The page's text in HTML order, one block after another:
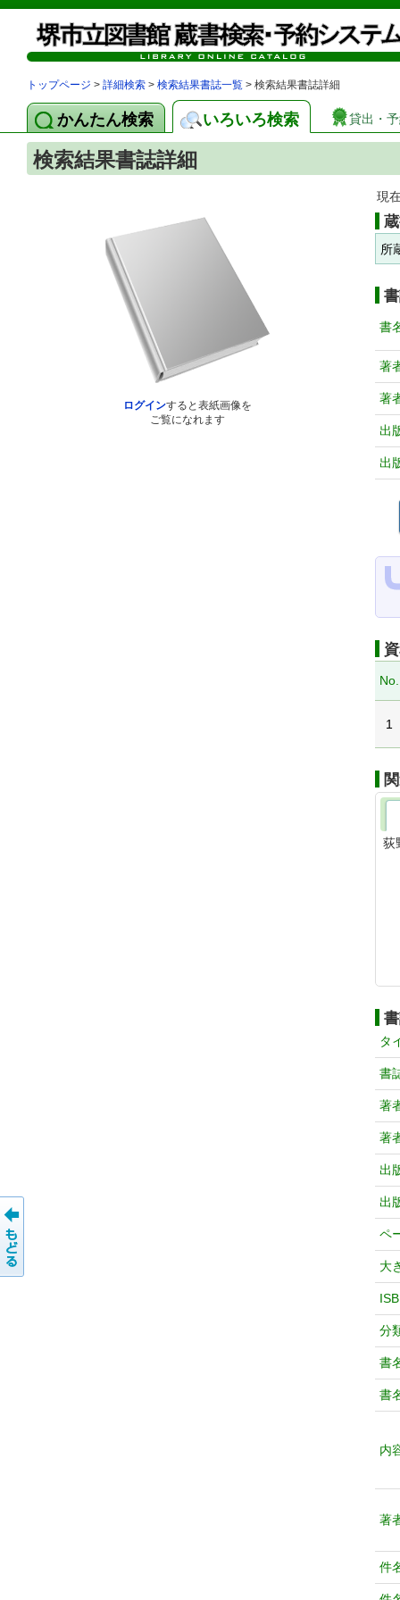
トップページ > 詳細検索 > 検索結果書誌一覧 > 検索結果書誌詳細
かんたん検索 いろいろ検索 貸出・
検索結果書誌詳細
ログインすると表紙画像を
ご覧になれます
現
所
書
著
著
出
出
No.
1
荻
タ
書
著
著
出
出
ペ
大
分
書
書
内
著
件